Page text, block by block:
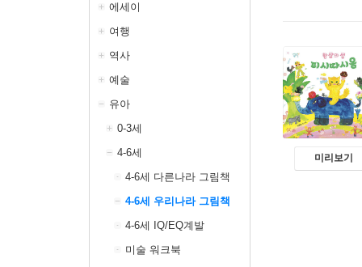
에세이
여행
역사
예술
유아
0-3세
4-6세
4-6세 다른나라 그림책
4-6세 우리나라 그림책
4-6세 IQ/EQ계발
미술 워크북
미리보기